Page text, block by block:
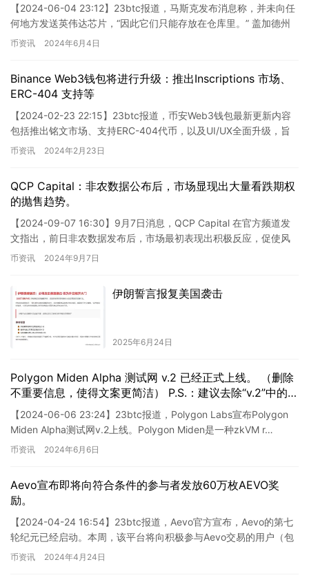
【2024-06-04 23:12】23btc报道，马斯克发布消息称，并未向任
何地方发送英伟达芯片，“因此它们只能存放在仓库里。” 盖加德州
南部的扩建工程已接近完成，这里将容纳 5…
币资讯 2024年6月4日
Binance Web3钱包将进行升级：推出Inscriptions 市场、
ERC-404 支持等
【2024-02-23 22:15】23btc报道，币安Web3钱包最新更新内容
包括推出铭文市场、支持ERC-404代币，以及UI/UX全面升级，旨
在提升用户体验。此次更新还新增了…
币资讯 2024年2月23日
QCP Capital：非农数据公布后，市场显现出大量看跌期权
的抛售趋势。
【2024-09-07 16:30】9月7日消息，QCP Capital 在官方频道发
文指出，前日非农数据发布后，市场最初表现出积极反应，促使风
险资产上涨。但随着市场逐渐消化对9月…
币资讯 2024年9月7日
伊朗誓言报复美国袭击
2025年6月24日
Polygon Miden Alpha 测试网 v.2 已经正式上线。 （删除
不重要信息，使得文案更简洁） P.S.：建议去除“v.2”中的英
文字符，替换为中文数字，以符合社交平台规则。
【2024-06-06 23:24】23btc报道，Polygon Labs宣布Polygon
Miden Alpha测试网v.2上线。Polygon Miden是一种zkVM r…
币资讯 2024年6月6日
Aevo宣布即将向符合条件的参与者发放60万枚AEVO奖
励。
【2024-04-24 16:54】23btc报道，Aevo官方宣布，Aevo的第七
轮纪元已经启动。本周，该平台将向积极参与Aevo交易的用户（包
括永续合约和期权）发放40万枚AE…
币资讯 2024年4月24日